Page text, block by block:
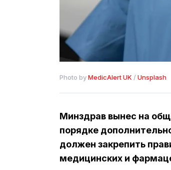
Photo by MedicAlert UK / Unsplash
Минздрав вынес на
порядке
должен закрепить
медицинских и